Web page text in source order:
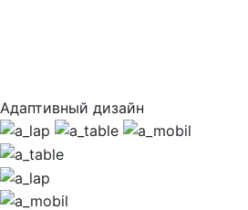
Адаптивный дизайн